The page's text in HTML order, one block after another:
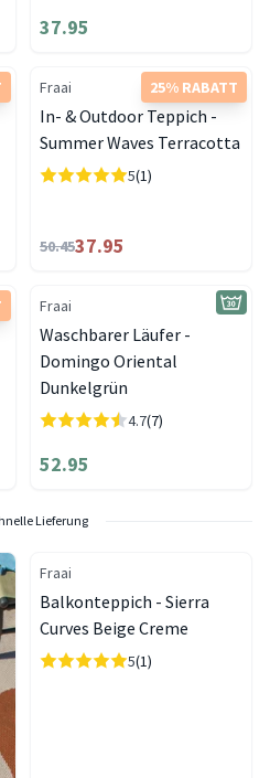
37.95
25% RABATT
Fraai
In- & Outdoor Teppich -
Summer Waves Terracotta
5(1)
50.4537.95
Fraai
Waschbarer Läufer -
Domingo Oriental
Dunkelgrün
4.7(7)
52.95
Lieferung
Fraai
Balkonteppich - Sierra
Curves Beige Creme
5(1)